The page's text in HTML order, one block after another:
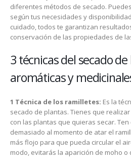
diferentes métodos de secado.
según tus necesidades y
cuidado, todos te garantizan
conservación de las propiedades de
3 técnicas del secado
aromáticas y
1 Técnica de los ramilletes: Es la
secado de plantas. Tienes que
con las plantas que quieras secar.
demasiado al momento de atar el
más flojo para que pueda circular el
modo, evitarás la aparición de moho